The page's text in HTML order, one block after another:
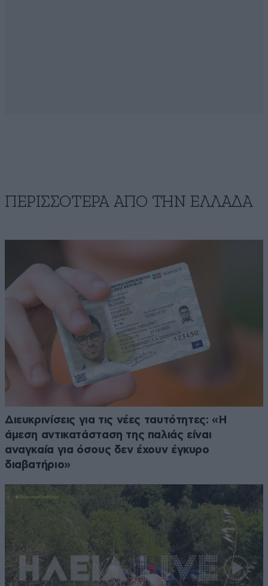
ΠΕΡΙΣΣΟΤΕΡΑ ΑΠΟ ΤΗΝ ΕΛΛΑΔΑ
Διευκρινίσεις για τις νέες ταυτότητες: «Η
άμεση αντικατάσταση της παλιάς είναι
αναγκαία για όσους δεν έχουν έγκυρο
διαβατήριο»